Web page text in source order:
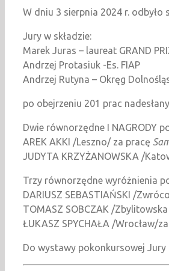
W dniu 3 sierpnia 2024 r.
Jury w składzie:
Marek Juras – laureat GRAND
Andrzej Protasiuk -Es. FIAP
Andrzej Rutyna – Okręg
po obejrzeniu 201 prac
Dwie równorzędne I NAGRODY
AREK AKKI /Leszno/ za pracę
JUDYTA KRZYŻANOWSKA /
Trzy równorzędne wyróżnienia
DARIUSZ SEBASTIAŃSKI /
TOMASZ SOBCZAK /
ŁUKASZ SPYCHAŁA /Wrocław/
Do wystawy pokonkursowej